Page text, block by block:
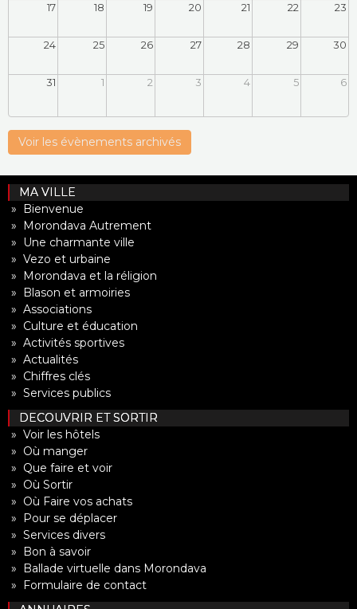
17 18 19 20 21 22 23
24 25 26 27 28 29 30
31 1 2 3 4 5 6
Voir les évènements archivés
MA VILLE
» Bienvenue
» Morondava Autrement
» Une charmante ville
» Vezo et urbaine
» Morondava et la réligion
» Blason et armoiries
» Associations
» Culture et éducation
» Activités sportives
» Actualités
» Chiffres clés
» Services publics
DECOUVRIR ET SORTIR
» Voir les hôtels
» Où manger
» Que faire et voir
» Où Sortir
» Où Faire vos achats
» Pour se déplacer
» Services divers
» Bon à savoir
» Ballade virtuelle dans Morondava
» Formulaire de contact